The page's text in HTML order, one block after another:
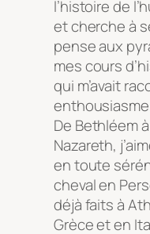
l’histoire de
et cherche à
pense aux
mes cours
qui m’avait
De Bethléem
Nazareth,
en toute
cheval en
déjà faits à
Grèce et en